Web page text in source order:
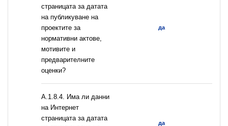
страницата за датата
на публикуване на
проектите за
нормативни актове,
мотивите и
предварителните
оценки?
да
A.1.8.4. Има ли данни
на Интернет
страницата за датата
да